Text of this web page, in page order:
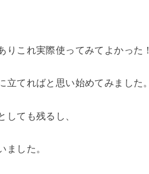
これ実際使ってみてよかった！
てればと思い始めてみました。
ても残るし、
した。